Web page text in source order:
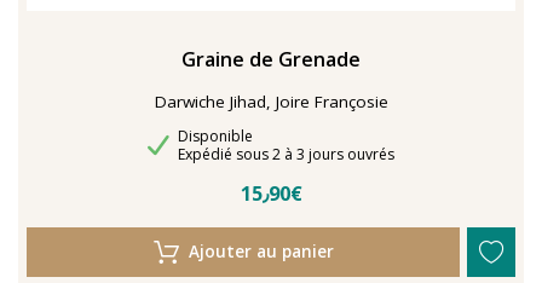
Graine de Grenade
Darwiche Jihad, Joire Françosie
Disponibilité
Disponible
Délais de livraison
Expédié sous 2 à 3 jours ouvrés
15٫90€
Ajouter au panier